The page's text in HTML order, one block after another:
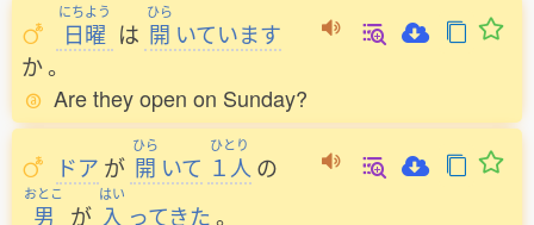
にちよう
日曜 は
ひら
開 いています
か。
Are they open on Sunday?
ドア が
ひら
開 いて
ひとり
１人 の
おとこ
男 が
はい
入 ってきた。